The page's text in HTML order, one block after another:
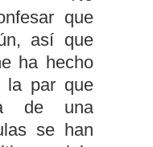
que
así que
ha hecho
la par que
de una
se han